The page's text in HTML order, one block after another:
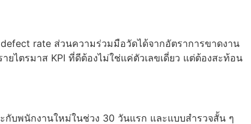
rate ส่วนความร่วมมือวัดได้จากอัตราการขาดงาน
ไตรมาส KPI ที่ดีต้องไม่ใช่แค่ตัวเลขเดี่ยว แต่ต้องสะท้อน
บพนักงานใหม่ในช่วง 30 วันแรก และแบบสำรวจสั้น ๆ